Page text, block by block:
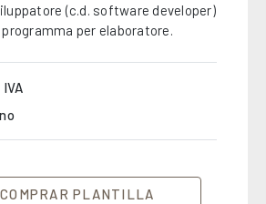
(c.d. software developer)
per elaboratore.
COMPRAR PLANTILLA